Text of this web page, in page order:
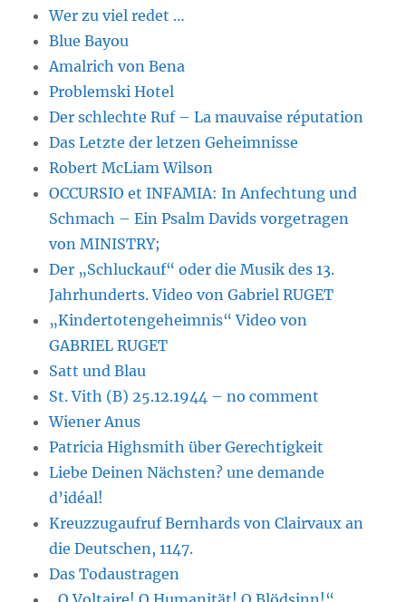
Wer zu viel redet …
Blue Bayou
Amalrich von Bena
Problemski Hotel
Der schlechte Ruf – La mauvaise réputation
Das Letzte der letzen Geheimnisse
Robert McLiam Wilson
OCCURSIO et INFAMIA: In Anfechtung und
Schmach – Ein Psalm Davids vorgetragen
von MINISTRY;
Der „Schluckauf“ oder die Musik des 13.
Jahrhunderts. Video von Gabriel RUGET
„Kindertotengeheimnis“ Video von
GABRIEL RUGET
Satt und Blau
St. Vith (B) 25.12.1944 – no comment
Wiener Anus
Patricia Highsmith über Gerechtigkeit
Liebe Deinen Nächsten? une demande
d’idéal!
Kreuzzugaufruf Bernhards von Clairvaux an
die Deutschen, 1147.
Das Todaustragen